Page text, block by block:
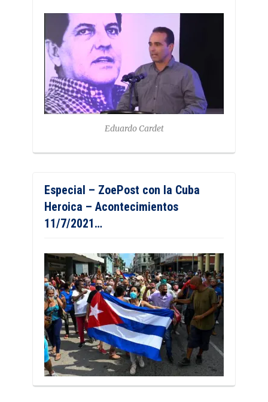
Eduardo Cardet
Especial – ZoePost con la Cuba
Heroica – Acontecimientos
11/7/2021…